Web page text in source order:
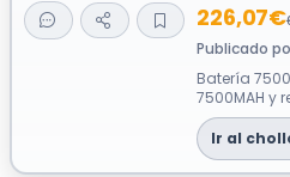
226,07€
Publicado
Batería
7500MAH y
miedo en
Ir al